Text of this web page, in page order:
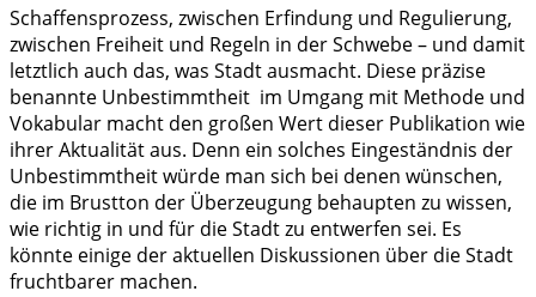
Schaffensprozess, zwischen Erfindung und Regulierung,
zwischen Freiheit und Regeln in der Schwebe – und damit
letztlich auch das, was Stadt ausmacht. Diese präzise
benannte Unbestimmtheit im Umgang mit Methode und
Vokabular macht den großen Wert dieser Publikation wie
ihrer Aktualität aus. Denn ein solches Eingeständnis der
Unbestimmtheit würde man sich bei denen wünschen,
die im Brustton der Überzeugung behaupten zu wissen,
wie richtig in und für die Stadt zu entwerfen sei. Es
könnte einige der aktuellen Diskussionen über die Stadt
fruchtbarer machen.